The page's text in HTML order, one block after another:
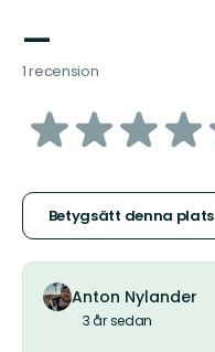
—
1 recension
av
stjärnor
Betygsätt denna plats
Anton Nylander
3 år sedan